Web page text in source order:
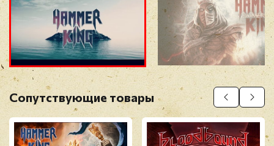
Прикрепить фото
Оставить отзыв
Перед публикацией отзывы проходят
модерацию
Сопутствующие товары